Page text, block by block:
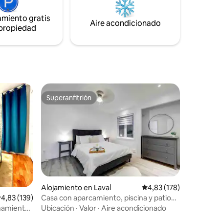
te hará sentir como en casa mientras
estás lejos de casa.
gratis
Aire acondicionado
promedio: 4,83 de 5. 139 evaluaciones
4,83 (139)
Superanfitrión
Superanfitrión
Alojamiento en Laval Calificación promedio:
4,83 (178)
Casa con aparcamiento, piscina y patio
trasero aislado.
Ubicación · Valor · Aire acondicionado